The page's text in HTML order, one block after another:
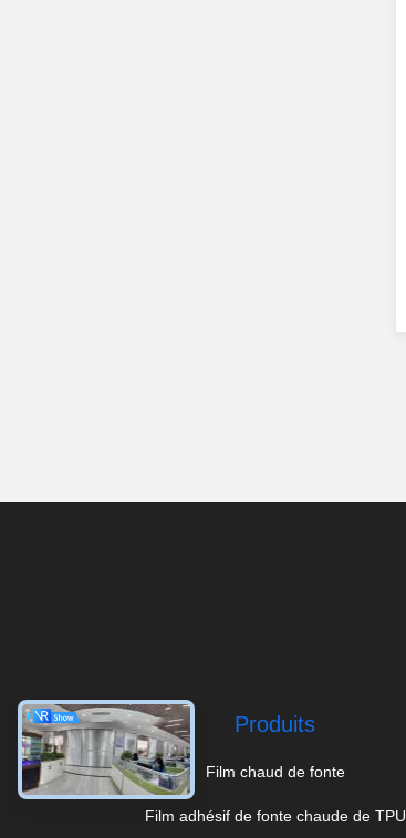
Produits
Film chaud de fonte
Film adhésif de fonte chaude de TPU